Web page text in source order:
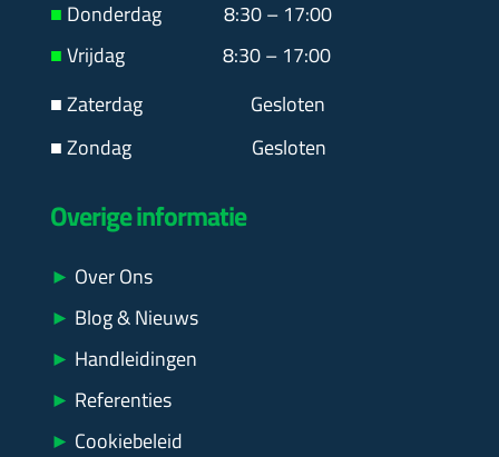
■ Donderdag 8:30 – 17:00
■Vrijdag 8:30 – 17:00
■ Zaterdag Gesloten
■ Zondag Gesloten
Overige informatie
► Over Ons
► Blog & Nieuws
► Handleidingen
► Referenties
► Cookiebeleid